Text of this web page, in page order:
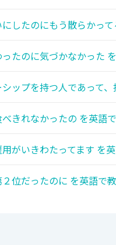
したのにもう散らかっ
たのに気づかなかった
ップを持つ人であって
きれなかったの を英語
がいきわたってます を
位だったのに を英語で